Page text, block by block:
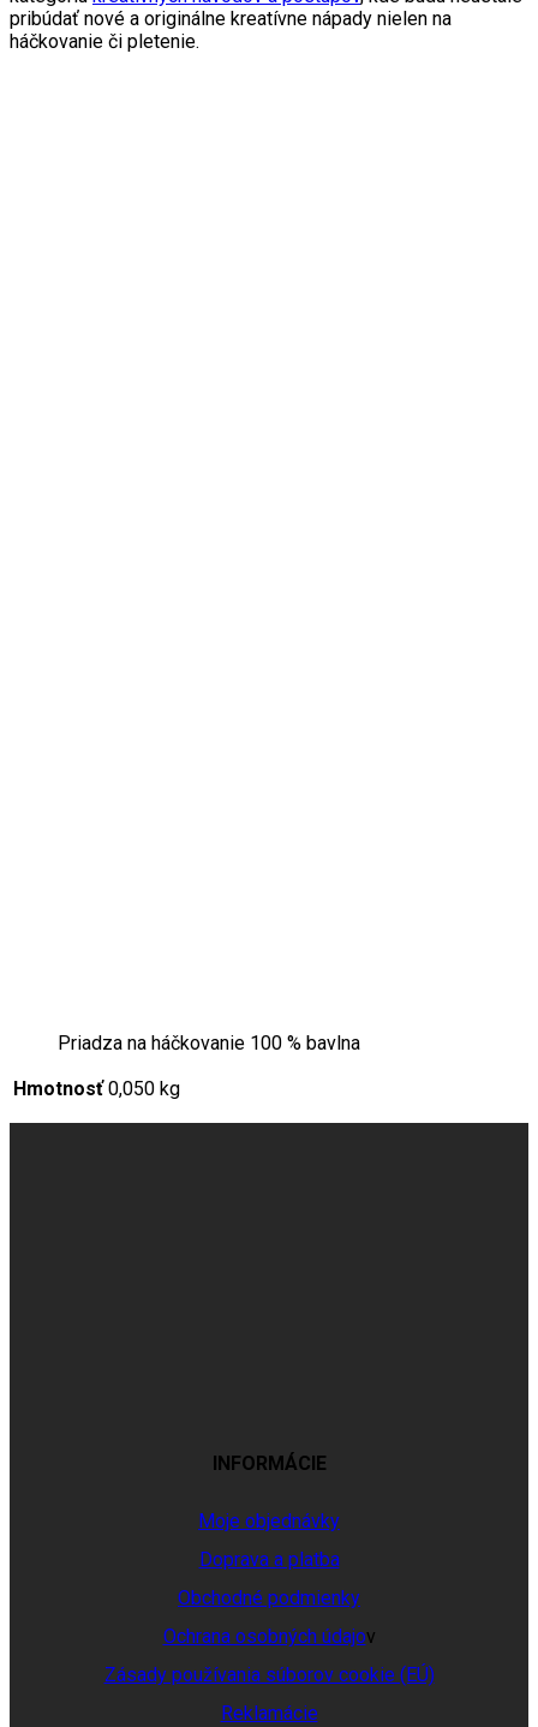
pribúdať nové a originálne kreatívne nápady nielen na
háčkovanie či pletenie.
Priadza na háčkovanie 100 % bavlna
Hmotnosť 0,050 kg
INFORMÁCIE
Moje objednávky
Doprava a platba
Obchodné podmienky
Ochrana osobných údajov
Zásady používania súborov cookie (EÚ)
Reklamácie